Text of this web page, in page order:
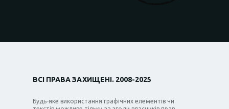
ВСІ ПРАВА ЗАХИЩЕНІ. 2008-2025
Будь-яке використання графічних елементів чи